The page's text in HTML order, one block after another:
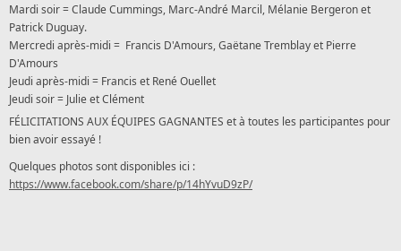
Mardi soir =Claude Cummings, Marc-André Marcil, Mélanie Bergeron et
Patrick Duguay.
Mercredi après-midi = Francis D'Amours, Gaëtane Tremblay et Pierre
D'Amours
Jeudi après-midi = Francis et René Ouellet
Jeudi soir = Julie et Clément
FÉLICITATIONS AUX ÉQUIPES GAGNANTES et à toutes les participantes pour
bien avoir essayé !
Quelques photos sont disponibles ici :
https://www.facebook.com/share/p/14hYvuD9zP/